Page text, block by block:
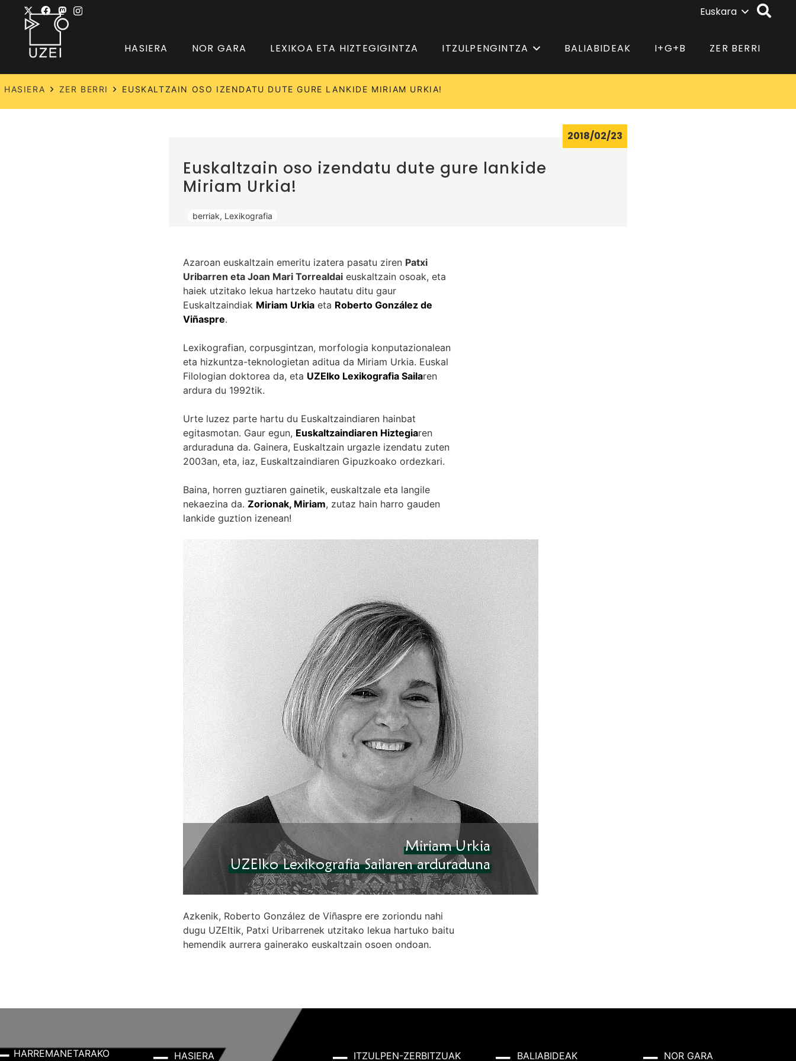
Euskara
HASIERA NOR GARA LEXIKOA ETA HIZTEGIGINTZA ITZULPENGINTZA BALIABIDEAK I+G+B ZER BERRI
HASIERA ZER BERRI EUSKALTZAIN OSO IZENDATU DUTE GURE LANKIDE MIRIAM URKIA!
Euskaltzain oso izendatu dute gure lankide
Miriam Urkia!
berriak, Lexikografia
2018/02/23
Azaroan euskaltzain emeritu izatera pasatu ziren Patxi
Uribarren eta Joan Mari Torrealdaieuskaltzain osoak, eta
haiek utzitako lekua hartzeko hautatu ditu gaur
Euskaltzaindiak Miriam Urkiaeta Roberto González de
Viñaspre.
Lexikografian, corpusgintzan, morfologia konputazionalean
eta hizkuntza-teknologietan aditua da Miriam Urkia. Euskal
Filologian doktorea da, eta UZEIko Lexikografia Sailaren
ardura du 1992tik.
Urte luzez parte hartu du Euskaltzaindiaren hainbat
egitasmotan. Gaur egun, Euskaltzaindiaren Hiztegiaren
arduraduna da. Gainera, Euskaltzain urgazle izendatu zuten
2003an, eta, iaz, Euskaltzaindiaren Gipuzkoako ordezkari.
Baina, horren guztiaren gainetik, euskaltzale eta langile
nekaezina da. Zorionak, Miriam, zutaz hain harro gauden
lankide guztion izenean!
Azkenik, Roberto González de Viñaspre ere zoriondu nahi
dugu UZEItik, Patxi Uribarrenek utzitako lekua hartuko baitu
hemendik aurrera gainerako euskaltzain osoen ondoan.
HARREMANETARAKO HASIERA ITZULPEN-ZERBITZUAK BALIABIDEAK NOR GARA